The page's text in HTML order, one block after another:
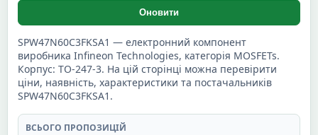
Оновити
SPW47N60C3FKSA1 — електронний компонент
виробника Infineon Technologies, категорія MOSFETs.
Корпус: TO-247-3. На цій сторінці можна перевірити
ціни, наявність, характеристики та постачальників
SPW47N60C3FKSA1.
ВСЬОГО ПРОПОЗИЦІЙ